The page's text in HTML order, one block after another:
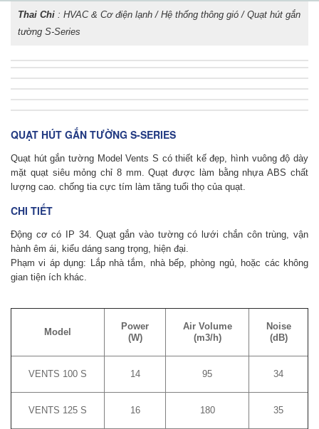
Thai Chi : HVAC & Cơ điện lạnh / Hệ thống thông gió / Quạt hút gắn
tường S-Series
QUẠT HÚT GẮN TƯỜNG S-SERIES
Quạt hút gắn tườngModel Vents S có thiết kế đẹp, hình vuông độ dày
mặt quạt siêu mỏng chỉ 8 mm. Quạt được làm bằng nhựa ABS chất
lượng cao. chống tia cực tím làm tăng tuổi thọ của quạt.
CHI TIẾT
Động cơ có IP 34. Quạt gắn vào tường có lưới chắn côn trùng, vận
hành êm ái, kiểu dáng sang trọng, hiện đại.
Phạm vi áp dụng: Lắp nhà tắm, nhà bếp, phòng ngủ, hoặc các không
gian tiện ích khác.
Model
Power
(W)
Air Volume
(m3/h)
Noise
(dB)
VENTS 100 S 14 95 34
VENTS 125 S 16 180 35